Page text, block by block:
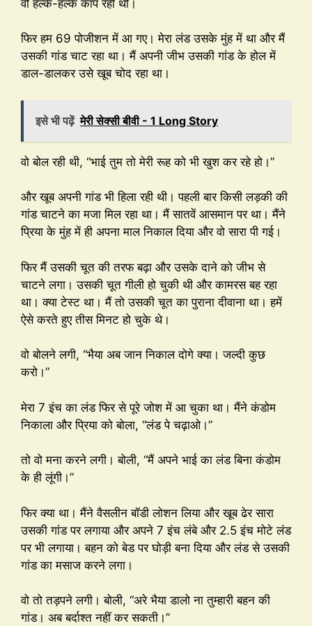
वो हल्के-हल्के कांप रही थी।
फिर हम 69 पोजीशन में आ गए। मेरा लंड उसके मुंह में था और मैं
उसकी गांड चाट रहा था। मैं अपनी जीभ उसकी गांड के होल में
डाल-डालकर उसे खूब चोद रहा था।
इसे भी पढ़ें मेरी सेक्सी बीवी - 1 Long Story
वो बोल रही थी, “भाई तुम तो मेरी रूह को भी खुश कर रहे हो।”
और खूब अपनी गांड भी हिला रही थी। पहली बार किसी लड़की की
गांड चाटने का मजा मिल रहा था। मैं सातवें आसमान पर था। मैंने
प्रिया के मुंह में ही अपना माल निकाल दिया और वो सारा पी गई।
फिर मैं उसकी चूत की तरफ बढ़ा और उसके दाने को जीभ से
चाटने लगा। उसकी चूत गीली हो चुकी थी और कामरस बह रहा
था। क्या टेस्ट था। मैं तो उसकी चूत का पुराना दीवाना था। हमें
ऐसे करते हुए तीस मिनट हो चुके थे।
वो बोलने लगी, “भैया अब जान निकाल दोगे क्या। जल्दी कुछ
करो।”
मेरा 7 इंच का लंड फिर से पूरे जोश में आ चुका था। मैंने कंडोम
निकाला और प्रिया को बोला, “लंड पे चढ़ाओ।”
तो वो मना करने लगी। बोली, “मैं अपने भाई का लंड बिना कंडोम
के ही लूंगी।”
फिर क्या था। मैंने वैसलीन बॉडी लोशन लिया और खूब ढेर सारा
उसकी गांड पर लगाया और अपने 7 इंच लंबे और 2.5 इंच मोटे लंड
पर भी लगाया। बहन को बेड पर घोड़ी बना दिया और लंड से उसकी
गांड का मसाज करने लगा।
वो तो तड़पने लगी। बोली, “अरे भैया डालो ना तुम्हारी बहन की
गांड। अब बर्दाश्त नहीं कर सकती।”